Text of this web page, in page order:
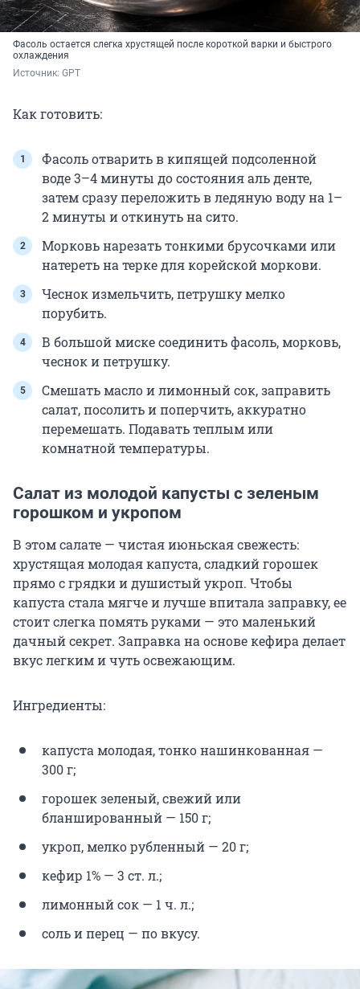
Фасоль остается слегка хрустящей после короткой варки и быстрого
охлаждения
Источник: GPT
Как готовить:
Фасоль отварить в кипящей подсоленной
воде 3–4 минуты до состояния аль денте,
затем сразу переложить в ледяную воду на 1–
2 минуты и откинуть на сито.
Морковь нарезать тонкими брусочками или
натереть на терке для корейской моркови.
Чеснок измельчить, петрушку мелко
порубить.
В большой миске соединить фасоль, морковь,
чеснок и петрушку.
Смешать масло и лимонный сок, заправить
салат, посолить и поперчить, аккуратно
перемешать. Подавать теплым или
комнатной температуры.
Салат из молодой капусты с зеленым
горошком и укропом
В этом салате — чистая июньская свежесть:
хрустящая молодая капуста, сладкий горошек
прямо с грядки и душистый укроп. Чтобы
капуста стала мягче и лучше впитала заправку, ее
стоит слегка помять руками — это маленький
дачный секрет. Заправка на основе кефира делает
вкус легким и чуть освежающим.
Ингредиенты:
капуста молодая, тонко нашинкованная —
300 г;
горошек зеленый, свежий или
бланшированный — 150 г;
укроп, мелко рубленный — 20 г;
кефир 1% — 3 ст. л.;
лимонный сок — 1 ч. л.;
соль и перец — по вкусу.